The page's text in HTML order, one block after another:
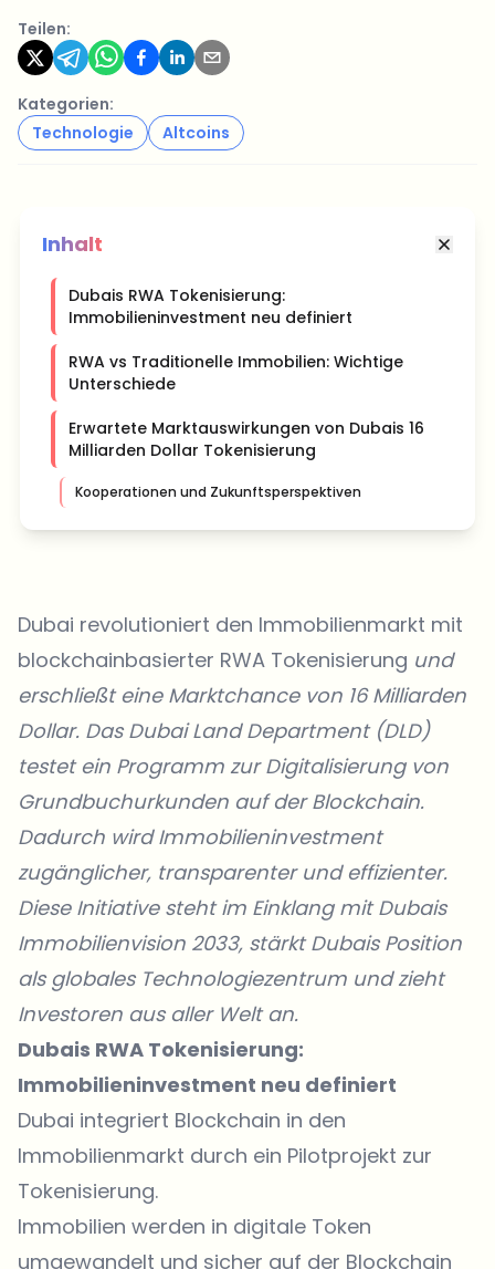
Teilen:
Kategorien:
Technologie
Altcoins
Inhalt
Dubais RWA Tokenisierung:
Immobilieninvestment neu definiert
RWA vs Traditionelle Immobilien: Wichtige
Unterschiede
Erwartete Marktauswirkungen von Dubais 16
Milliarden Dollar Tokenisierung
Kooperationen und Zukunftsperspektiven
Dubai revolutioniert den Immobilienmarkt mit
blockchainbasierter RWA Tokenisierung und
erschließt eine Marktchance von 16 Milliarden
Dollar. Das Dubai Land Department (DLD)
testet ein Programm zur Digitalisierung von
Grundbuchurkunden auf der Blockchain.
Dadurch wird Immobilieninvestment
zugänglicher, transparenter und effizienter.
Diese Initiative steht im Einklang mit Dubais
Immobilienvision 2033, stärkt Dubais Position
als globales Technologiezentrum und zieht
Investoren aus aller Welt an.
Dubais RWA Tokenisierung:
Immobilieninvestment neu definiert
Dubai integriert Blockchain in den
Immobilienmarkt durch ein Pilotprojekt zur
Tokenisierung.
Immobilien werden in digitale Token
umgewandelt und sicher auf der Blockchain